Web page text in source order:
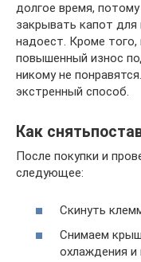
долгое время,
закрывать капот
надоест. Кроме
повышенный износ
никому не
экстренный способ.
Как
После покупки и
следующее:
Скинуть
Снимаем
охлаждения и